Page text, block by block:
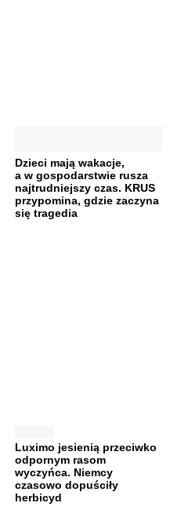
Dzieci mają wakacje,
a w gospodarstwie rusza
najtrudniejszy czas. KRUS
przypomina, gdzie zaczyna
się tragedia
Luximo jesienią przeciwko
odpornym rasom
wyczyńca. Niemcy
czasowo dopuściły
herbicyd